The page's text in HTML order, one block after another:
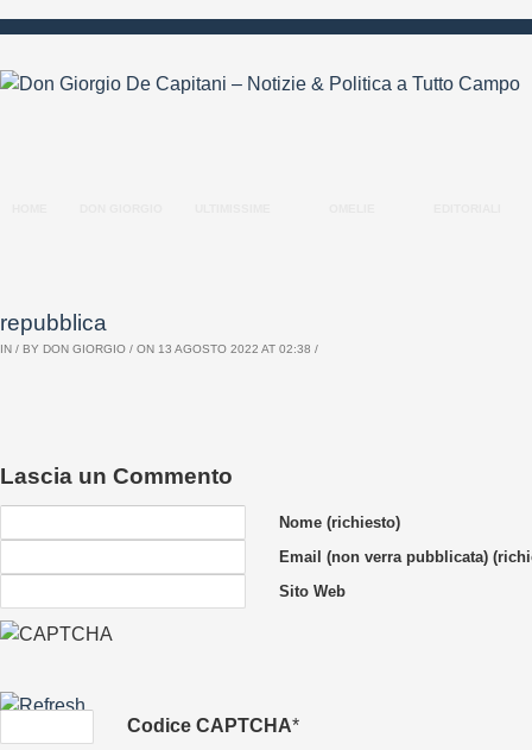
repubblica
IN / BY DON GIORGIO / ON 13 AGOSTO 2022 AT 02:38 /
Lascia un Commento
Nome (richiesto)
Email (non verra pubblicata)
Sito Web
Codice CAPTCHA*